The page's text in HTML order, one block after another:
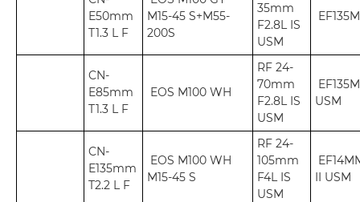
E50mm
T1.3 L F
M15-45 S+M55-
200S
35mm
F2.8L IS
USM
CN-
E85mm
T1.3 L F
EOS M100 WH
RF 24-
70mm
F2.8L IS
USM
USM
CN-
E135mm
T2.2 L F
EOS M100 WH
M15-45 S
RF 24-
105mm
F4L IS
USM
II USM